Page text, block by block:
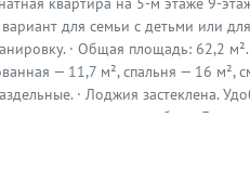
для семьи с детьми или
· Общая площадь: 62,2
— 11,7 м², спальня — 16 м²,
· Лоджия застеклена.
расставить мебель. Дом